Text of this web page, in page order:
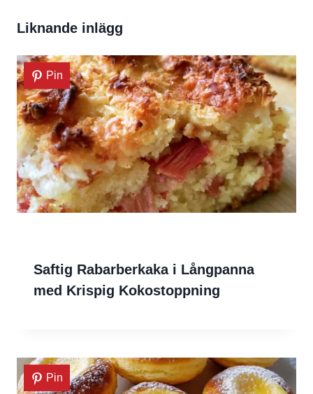
Liknande inlägg
Pin
Saftig Rabarberkaka i Långpanna
med Krispig Kokostoppning
Pin